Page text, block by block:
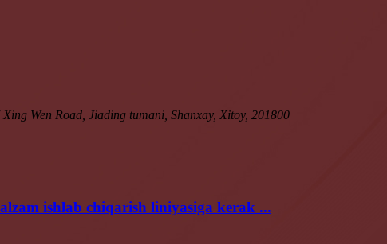
Wen Road, Jiading tumani, Shanxay, Xitoy, 201800
ishlab chiqarish liniyasiga kerak ...